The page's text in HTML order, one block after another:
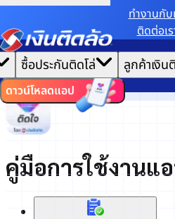
ทํางานกับ
ติดต่อเร
|
ไทย EN
ซื้อประกันติดโล่ ลูกค้าเงิ
ดาวน์โหลดแอป
บริการดิจิทัล
แอปติดใจ
คู่มือการใช้งานแอป
ปิดการใช้งานการเข้าถึงแบบพิเศษ
คู่มือการใช้งานแ
เราขอเก็บข้อมูลตาม นโยบายการใช้คุกกี้ เพื่อมอบป
คุณ
ตั้งค่าคุกกี้